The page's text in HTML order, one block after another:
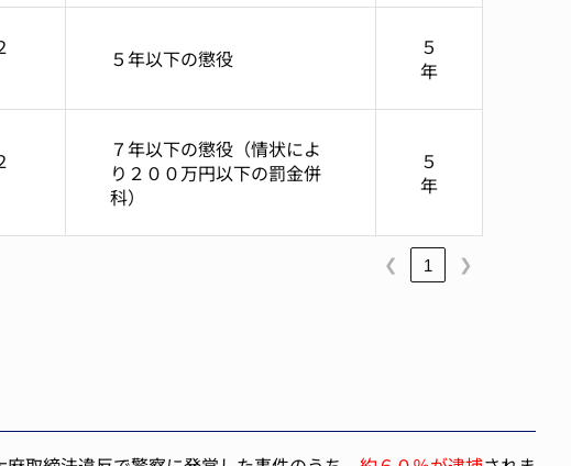
５年以下の懲役
５
年
７年以下の懲役（情状によ
り２００万円以下の罰金併
科）
５
年
❮ 1 ❯